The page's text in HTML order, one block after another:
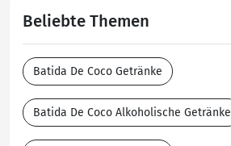
Beliebte Themen
Batida De Coco Getränke
Batida De Coco Alkoholische Getränke